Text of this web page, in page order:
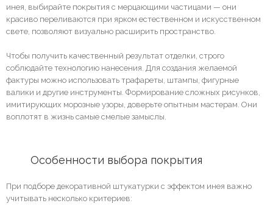
инея, выбирайте покрытия с мерцающими частицами — они
красиво переливаются при ярком естественном и искусственном
свете, позволяют визуально расширить пространство.
Чтобы получить качественный результат отделки, строго
соблюдайте технологию нанесения. Для создания желаемой
фактуры можно использовать трафареты, штампы, фигурные
валики и другие инструменты. Формирование сложных рисунков,
имитирующих морозные узоры, доверьте опытным мастерам. Они
воплотят в жизнь самые смелые замыслы.
	Особенности выбора покрытия
При подборе декоративной штукатурки с эффектом инея важно
учитывать несколько критериев: